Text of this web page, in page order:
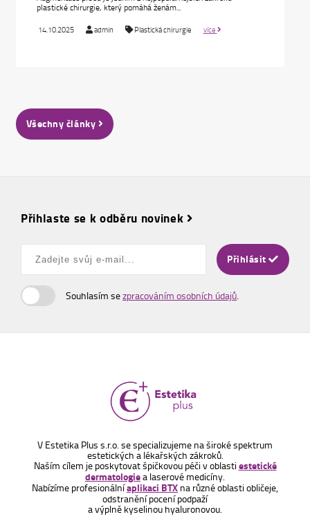
plastické chirurgie, který pomáhá ženám...
14.10.2025 admin Plastická chirurgie více
Všechny články
Přihlaste se k odběru novinek
Přihlásit
Souhlasím sezpracováním osobních údajů.
V Estetika Plus s.r.o. se specializujeme na široké spektrum
estetických a lékařských zákroků.
Naším cílem je poskytovat špičkovou péči v oblasti estetické
dermatologiea laserové medicíny.
Nabízíme profesionálníaplikaci BTX na různé oblasti obličeje,
odstranění pocení podpaží
a výplně kyselinou hyaluronovou.